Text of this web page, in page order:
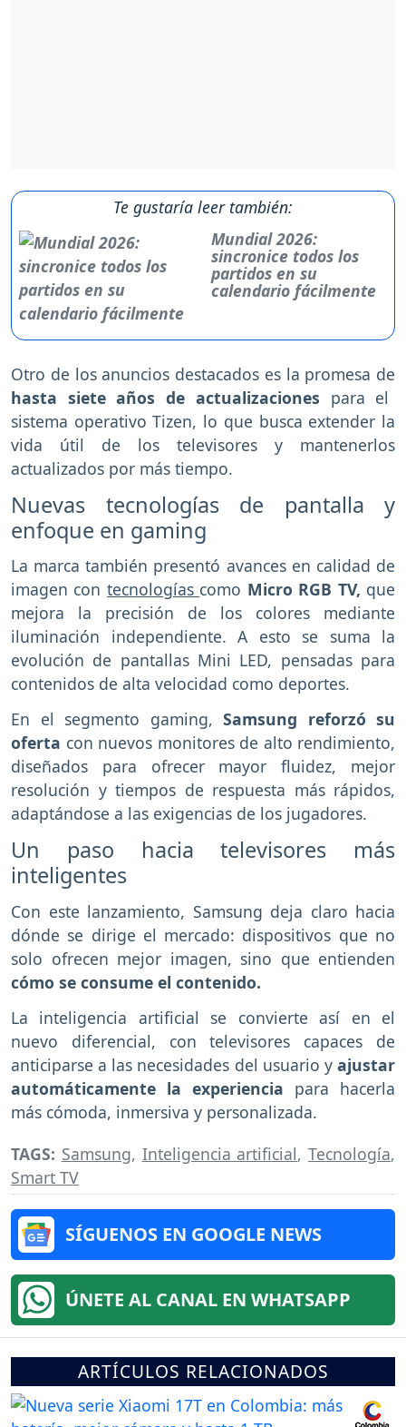
Te gustaría leer también:
Mundial 2026:
sincronice todos los
partidos en su
calendario fácilmente
Otro de los anuncios destacados es la promesa de
hasta siete años de actualizaciones para el
sistema operativo Tizen, lo que busca extender la
vida útil de los televisores y mantenerlos
actualizados por más tiempo.
Nuevas tecnologías de pantalla y
enfoque en gaming
La marca también presentó avances en calidad de
imagen con tecnologías como Micro RGB TV, que
mejora la precisión de los colores mediante
iluminación independiente. A esto se suma la
evolución de pantallas Mini LED, pensadas para
contenidos de alta velocidad como deportes.
En el segmento gaming, Samsung reforzó su
oferta con nuevos monitores de alto rendimiento,
diseñados para ofrecer mayor fluidez, mejor
resolución y tiempos de respuesta más rápidos,
adaptándose a las exigencias de los jugadores.
Un paso hacia televisores más
inteligentes
Con este lanzamiento, Samsung deja claro hacia
dónde se dirige el mercado: dispositivos que no
solo ofrecen mejor imagen, sino que entienden
cómo se consume el contenido.
La inteligencia artificial se convierte así en el
nuevo diferencial, con televisores capaces de
anticiparse a las necesidades del usuario y ajustar
automáticamente la experiencia para hacerla
más cómoda, inmersiva y personalizada.
TAGS: Samsung, Inteligencia artificial, Tecnología,
Smart TV
SÍGUENOS EN GOOGLE NEWS
ÚNETE AL CANAL EN WHATSAPP
ARTÍCULOS RELACIONADOS